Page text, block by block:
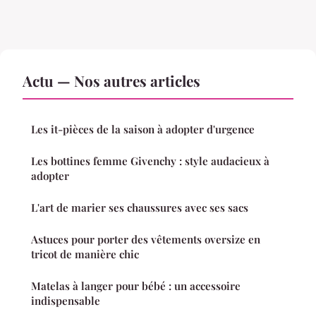
Actu — Nos autres articles
Les it-pièces de la saison à adopter d'urgence
Les bottines femme Givenchy : style audacieux à
adopter
L'art de marier ses chaussures avec ses sacs
Astuces pour porter des vêtements oversize en
tricot de manière chic
Matelas à langer pour bébé : un accessoire
indispensable